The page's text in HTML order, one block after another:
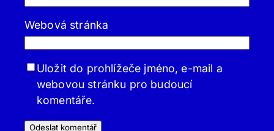
Webová stránka
Uložit do prohlížeče jméno, e-mail a
webovou stránku pro budoucí
komentáře.